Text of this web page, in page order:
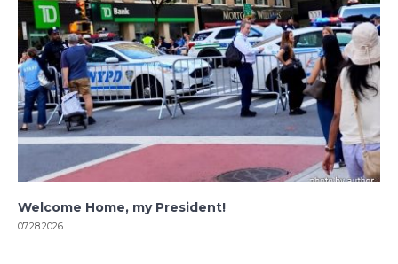
Welcome Home, my President!
07.28.2026